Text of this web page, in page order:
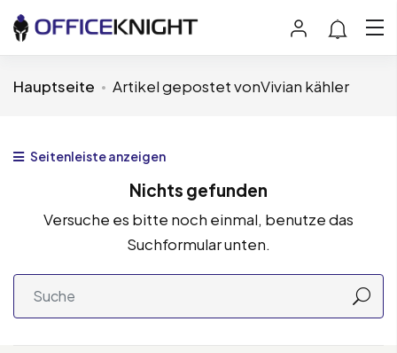
Hauptseite Artikel gepostet vonVivian kähler
Seitenleiste anzeigen
Nichts gefunden
Versuche es bitte noch einmal, benutze das
Suchformular unten.